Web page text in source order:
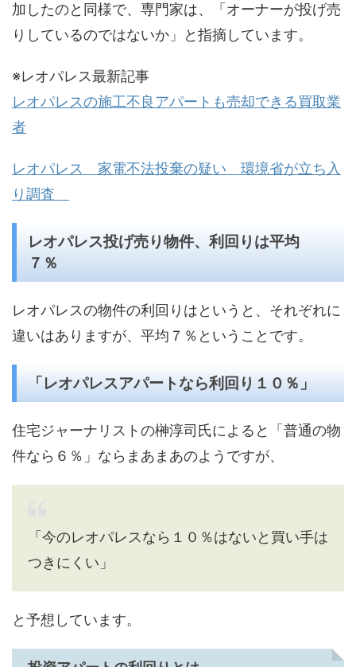
加したのと同様で、専門家は、「オーナーが投げ売
りしているのではないか」と指摘しています。
※レオパレス最新記事
レオパレスの施工不良アパートも売却できる買取業
者
レオパレス 家電不法投棄の疑い 環境省が立ち入
り調査
レオパレス投げ売り物件、利回りは平均
７％
レオパレスの物件の利回りはというと、それぞれに
違いはありますが、平均７％ということです。
「レオパレスアパートなら利回り１０％」
住宅ジャーナリストの榊淳司氏によると「普通の物
件なら６％」ならまあまあのようですが、
「今のレオパレスなら１０％はないと買い手は
つきにくい」
と予想しています。